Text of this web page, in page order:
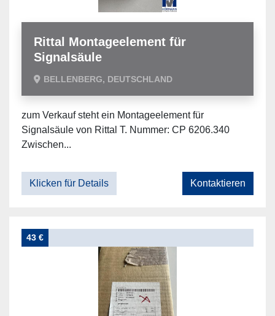
Rittal Montageelement für
Signalsäule
BELLENBERG, DEUTSCHLAND
zum Verkauf steht ein Montageelement für
Signalsäule von Rittal T. Nummer: CP 6206.340
Zwischen...
Klicken für Details Kontaktieren
43 €